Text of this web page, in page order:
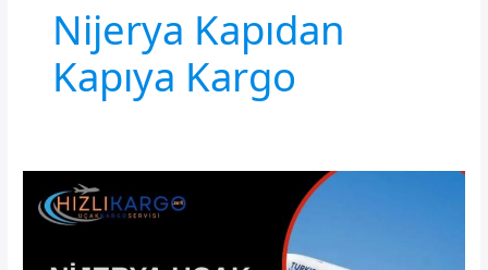
Nijerya Kapıdan
Kapıya Kargo